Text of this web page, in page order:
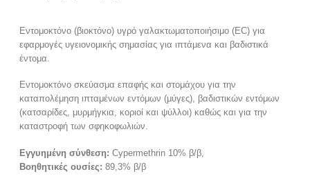
Εντομοκτόνο (βιοκτόνο) υγρό γαλακτωματοποιήσιμο (ΕC) για
εφαρμογές υγειονομικής σημασίας για ιπτάμενα και βαδιστικά
έντομα.
Εντομοκτόνο σκεύασμα επαφής και στομάχου για την
καταπολέμηση ιπταμένων εντόμων (μύγες), βαδιστικών εντόμων
(κατσαρίδες, μυρμήγκια, κοριοί και ψύλλοι) καθώς και για την
καταστροφή των σφηκοφωλιών.
Εγγυημένη σύνθεση: Cypermethrin 10% β/β,
Βοηθητικές ουσίες: 89,3% β/β